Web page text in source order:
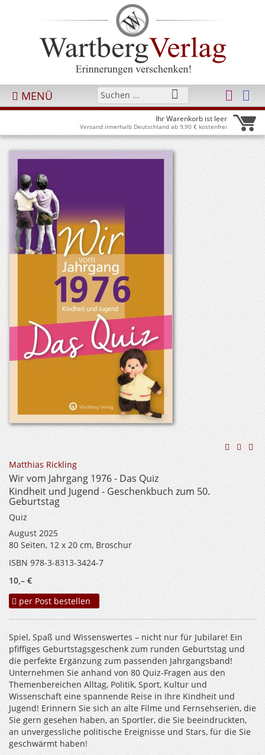
MENÜ
Ihr Warenkorb ist leer
Versand innerhalb Deutschland ab 9,90 € kostenfrei
Matthias Rickling
Wir vom Jahrgang 1976 - Das Quiz
Kindheit und Jugend - Geschenkbuch zum 50.
Geburtstag
Quiz
August 2025
80 Seiten, 12 x 20 cm, Broschur
ISBN 978-3-8313-3424-7
10,– €
per Post bestellen
Spiel, Spaß und Wissenswertes – nicht nur für Jubilare! Ein
pfiffiges Geburtstagsgeschenk zum runden Geburtstag und
die perfekte Ergänzung zum passenden Jahrgangsband!
Unternehmen Sie anhand von 80 Quiz-Fragen aus den
Themenbereichen Alltag, Politik, Sport, Kultur und
Wissenschaft eine spannende Reise in Ihre Kindheit und
Jugend! Erinnern Sie sich an alte Filme und Fernsehserien, die
Sie gern gesehen haben, an Sportler, die Sie beeindruckten,
an unvergessliche politische Ereignisse und Stars, für die Sie
geschwärmt haben!